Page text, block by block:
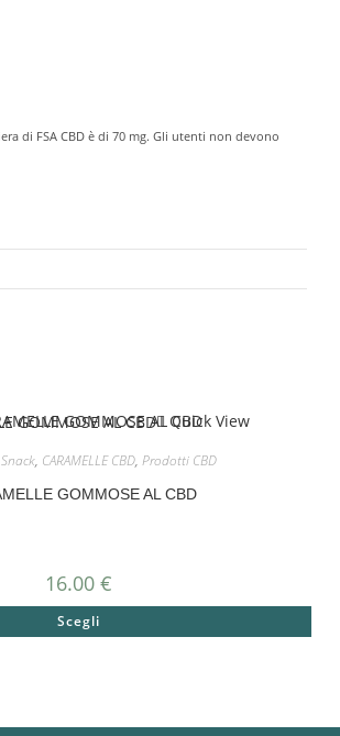
di FSA CBD è di 70 mg. Gli utenti non devono
Quick View
, CARAMELLE CBD,Prodotti CBD
GOMMOSE AL CBD
16.00€
Scegli